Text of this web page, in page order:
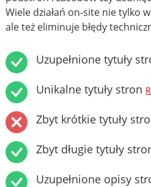
Wiele działań on-site nie tylko
ale też eliminuje błędy
Uzupełnione tytuły
Unikalne tytuły stron
Zbyt krótkie tytuły
Zbyt długie tytuły
Uzupełnione opisy